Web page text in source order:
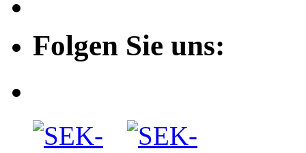
Folgen Sie uns: